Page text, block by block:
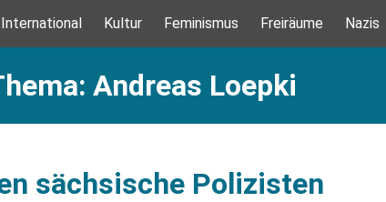
International Kultur Feminismus Freiräume Nazis
Andreas Loepki
sächsische Polizisten